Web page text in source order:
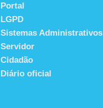
Portal
LGPD
Sistemas Administrativos
Servidor
Cidadão
Diário oficial